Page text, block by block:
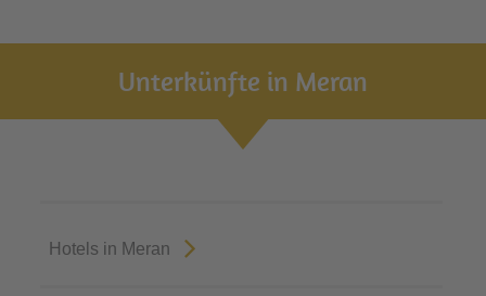
Unterkünfte in Meran
Hotels in Meran